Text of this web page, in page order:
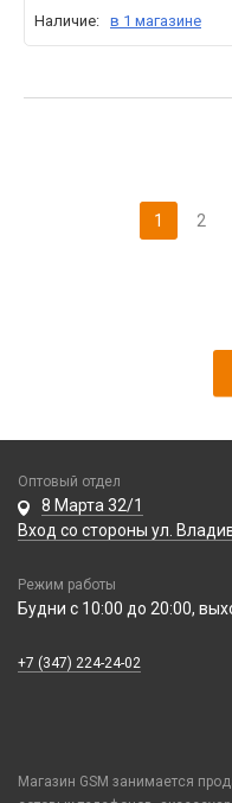
Наличие: в 1 магазине
1 2
Оптовый отдел
8 Марта 32/1
Вход со стороны ул.
Режим работы
Будни с 10:00 до 20:00,
+7 (347) 224-24-02
Магазин GSM занимается